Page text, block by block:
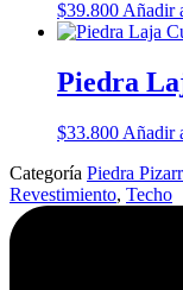
$39.800 Añadir
Piedra
$33.800 Añadir
Categoría Piedra
Revestimiento, Techo